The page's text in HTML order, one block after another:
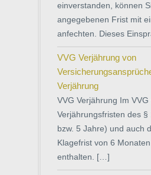
einverstanden, können
angegebenen Frist mit
anfechten. Dieses
VVG Verjährung von
Verjährung
VVG Verjährung Im
Verjährungsfristen des §
bzw. 5 Jahre) und auch
Klagefrist von 6
enthalten. […]